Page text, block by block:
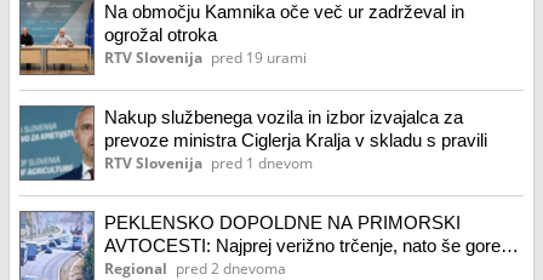
Na območju Kamnika oče več ur zadrževal in
ogrožal otroka
RTV Slovenija pred 19 urami
Nakup službenega vozila in izbor izvajalca za
prevoze ministra Ciglerja Kralja v skladu s pravili
RTV Slovenija pred 1 dnevom
PEKLENSKO DOPOLDNE NA PRIMORSKI
AVTOCESTI: Najprej verižno trčenje, nato še goreči
tovornjak (FOTO)
Regional pred 2 dnevoma